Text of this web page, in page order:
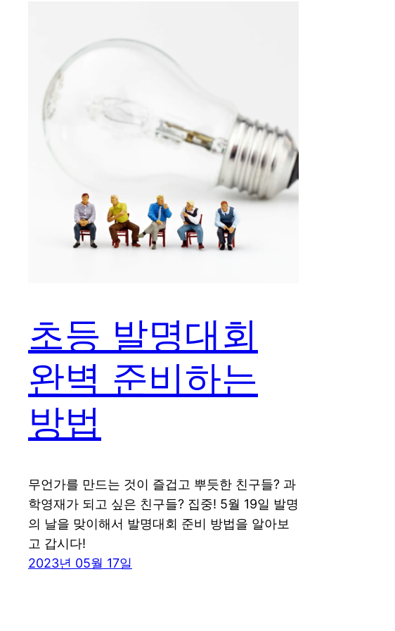
초등 발명대회
완벽 준비하는
방법
무언가를 만드는 것이 즐겁고 뿌듯한 친구들? 과
학영재가 되고 싶은 친구들? 집중! 5월 19일 발명
의 날을 맞이해서 발명대회 준비 방법을 알아보
고 갑시다!
2023년 05월 17일